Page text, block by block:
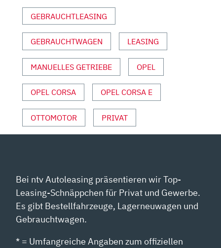
I
AUTO
UND
SPORT“
VON
YOUTUBE
ANZEIGEN
GEBRAUCHTLEASING
GEBRAUCHTWAGEN LEASING
MANUELLES GETRIEBE OPEL
OPEL CORSA OPEL CORSA E
OTTOMOTOR PRIVAT
Bei ntv Autoleasing präsentieren wir Top-
Leasing-Schnäppchen für Privat und Gewerbe.
Es gibt Bestellfahrzeuge, Lagerneuwagen und
Gebrauchtwagen.
* = Umfangreiche Angaben zum offiziellen